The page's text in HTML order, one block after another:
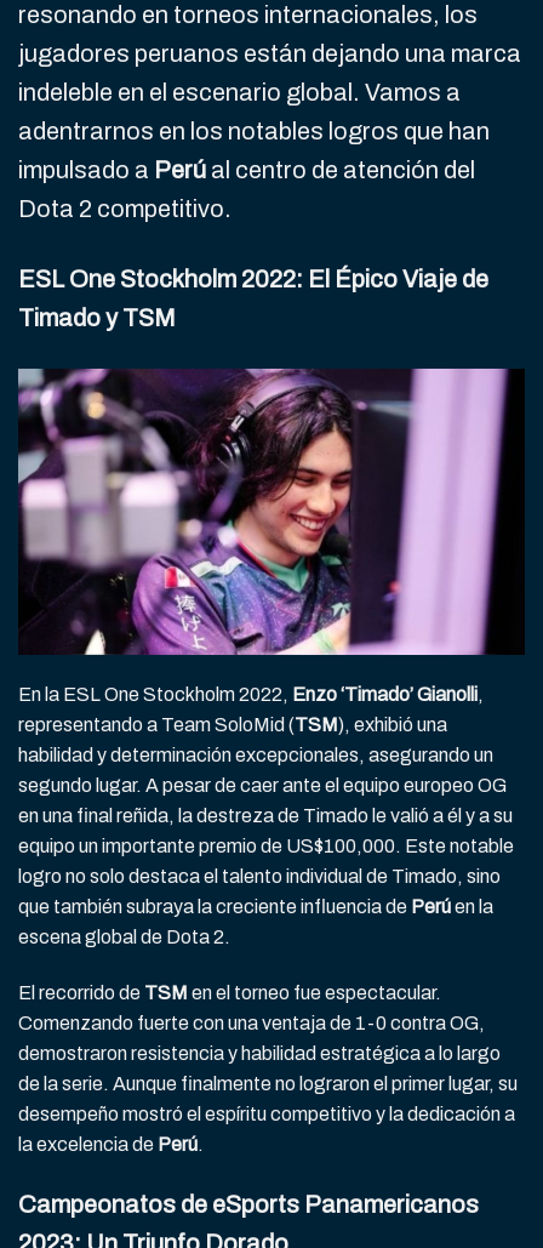
resonando en torneos internacionales, los
jugadores peruanos están dejando una marca
indeleble en el escenario global. Vamos a
adentrarnos en los notables logros que han
impulsado a Perú al centro de atención del
Dota 2 competitivo.
ESL One Stockholm 2022: El Épico Viaje de
Timado y TSM
En la ESL One Stockholm 2022, Enzo ‘Timado’ Gianolli,
representando a Team SoloMid (TSM), exhibió una
habilidad y determinación excepcionales, asegurando un
segundo lugar. A pesar de caer ante el equipo europeo OG
en una final reñida, la destreza de Timado le valió a él y a su
equipo un importante premio de US$100,000. Este notable
logro no solo destaca el talento individual de Timado, sino
que también subraya la creciente influencia de Perúen la
escena global de Dota 2.
El recorrido de TSM en el torneo fue espectacular.
Comenzando fuerte con una ventaja de 1-0 contra OG,
demostraron resistencia y habilidad estratégica a lo largo
de la serie. Aunque finalmente no lograron el primer lugar, su
desempeño mostró el espíritu competitivo y la dedicación a
la excelencia de Perú.
Campeonatos de eSports Panamericanos